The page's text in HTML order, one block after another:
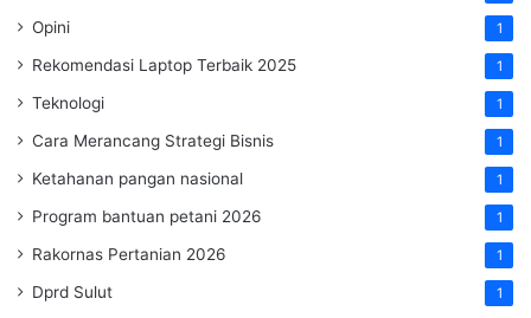
Opini 1
Rekomendasi Laptop Terbaik 2025 1
Teknologi 1
Cara Merancang Strategi Bisnis 1
Ketahanan pangan nasional 1
Program bantuan petani 2026 1
Rakornas Pertanian 2026 1
Dprd Sulut 1